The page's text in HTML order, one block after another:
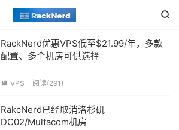

RackNerd优惠VPS低至$21.99/年，多款
配置、多个机房可供选择
 VPS 阅读(291)
RakcNerd已经取消洛杉矶
DC02/Multacom机房